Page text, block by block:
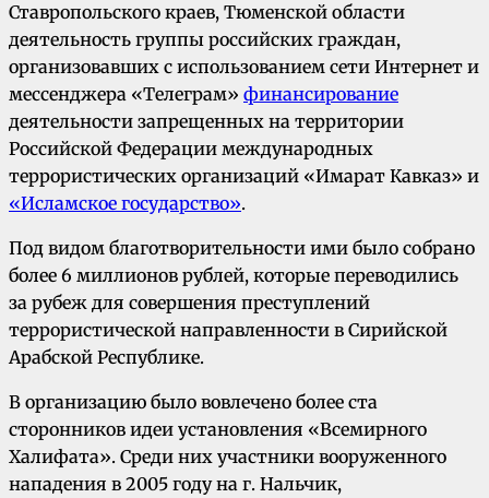
Ставропольского краев, Тюменской области
деятельность группы российских граждан,
организовавших с использованием сети Интернет и
мессенджера «Телеграм» финансирование
деятельности запрещенных на территории
Российской Федерации международных
террористических организаций «Имарат Кавказ» и
«Исламское государство».
Под видом благотворительности ими было собрано
более 6 миллионов рублей, которые переводились
за рубеж для совершения преступлений
террористической направленности в Сирийской
Арабской Республике.
В организацию было вовлечено более ста
сторонников идеи установления «Всемирного
Халифата». Среди них участники вооруженного
нападения в 2005 году на г. Нальчик,